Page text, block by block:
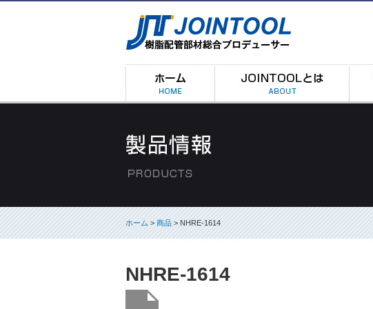
ホーム>商品> NHRE-1614
NHRE-1614